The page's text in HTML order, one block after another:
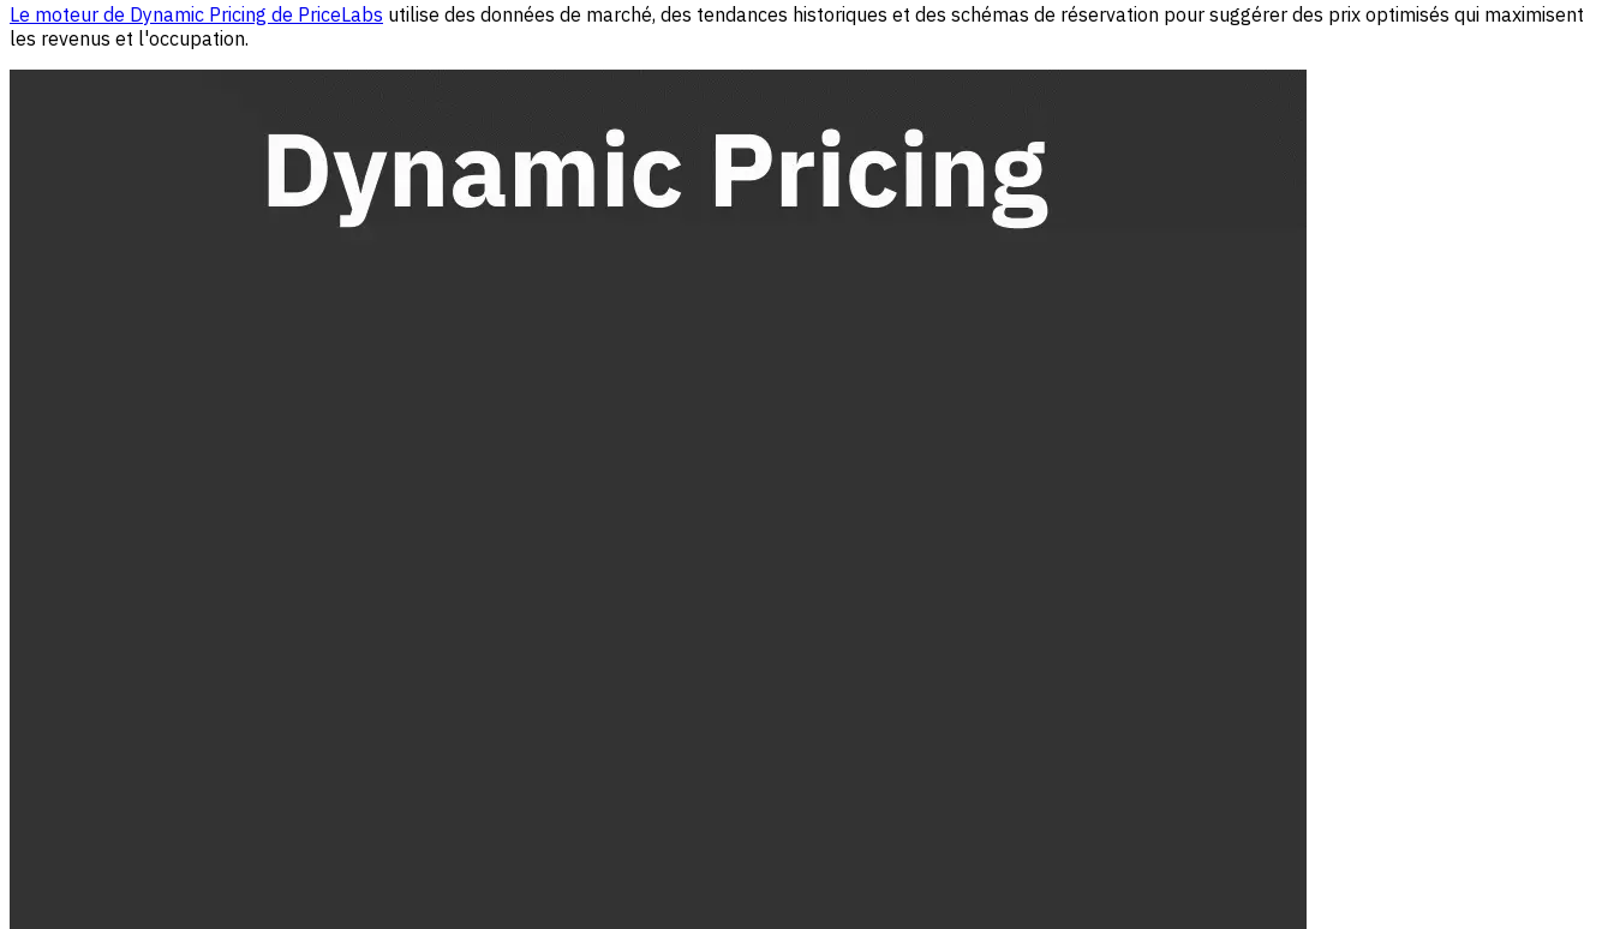
Le moteur de Dynamic Pricing de PriceLabs utilise des données de marché, des tendances historiques et des schémas de réservation pour suggérer des prix optimisés qui maximisent
les revenus et l'occupation.